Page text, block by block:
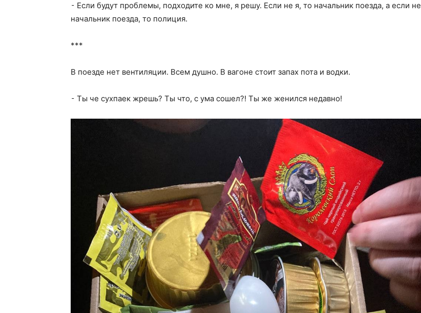
⁃ Если будут проблемы, подходите ко мне, я решу. Если не я, то начальник поезда, а если не
начальник поезда, то полиция.
***
В поезде нет вентиляции. Всем душно. В вагоне стоит запах пота и водки.
⁃ Ты че сухпаек жрешь? Ты что, с ума сошел?! Ты же женился недавно!